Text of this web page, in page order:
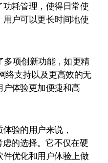
耗管理，使得日常使
户可以更长时间地使
多项创新功能，如更精
络支持以及更高效的无
体验更加便捷和高
验的用户来说，
虑的选择。它不仅在硬
优化和用户体验上做